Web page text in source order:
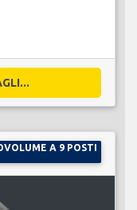
A 9 POSTI